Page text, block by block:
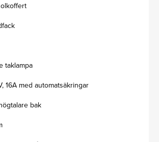
taklampa
16A med automatsäkringar
bak